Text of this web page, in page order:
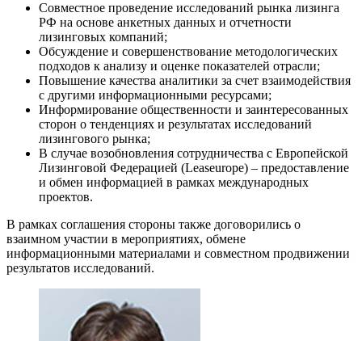
Совместное проведение исследований рынка лизинга
РФ на основе анкетных данных и отчетности
лизинговых компаний;
Обсуждение и совершенствование методологических
подходов к анализу и оценке показателей отрасли;
Повышение качества аналитики за счет взаимодействия
с другими информационными ресурсами;
Информирование общественности и заинтересованных
сторон о тенденциях и результатах исследований
лизингового рынка;
В случае возобновления сотрудничества с Европейской
Лизинговой Федерацией (Leaseurope) – предоставление
и обмен информацией в рамках международных
проектов.
В рамках соглашения стороны также договорились о
взаимном участии в мероприятиях, обмене
информационными материалами и совместном продвижении
результатов исследований.